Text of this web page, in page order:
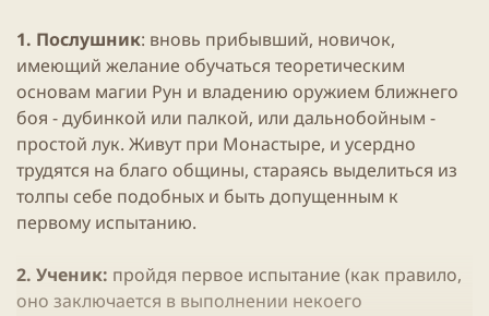
1. Послушник: вновь прибывший, новичок,
имеющий желание обучаться теоретическим
основам магии Рун и владению оружием ближнего
боя - дубинкой или палкой, или дальнобойным -
простой лук. Живут при Монастыре, и усердно
трудятся на благо общины, стараясь выделиться из
толпы себе подобных и быть допущенным к
первому испытанию.
2. Ученик: пройдя первое испытание (как правило,
оно заключается в выполнении некоего